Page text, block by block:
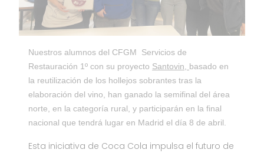
Nuestros alumnos del CFGM Servicios de
Restauración 1º con su proyecto Santovin, basado en
la reutilización de los hollejos sobrantes tras la
elaboración del vino, han ganado la semifinal del área
norte, en la categoría rural, y participarán en la final
nacional que tendrá lugar en Madrid el día 8 de abril.
Esta iniciativa de Coca Cola impulsa el futuro de